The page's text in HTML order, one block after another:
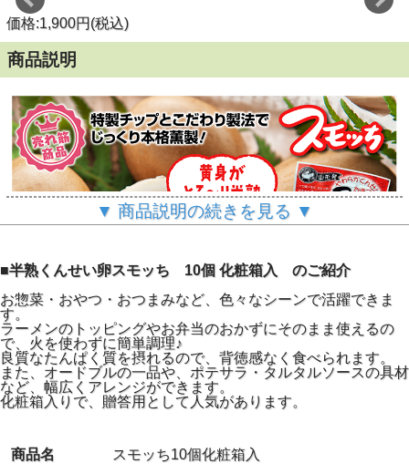
価格:1,900円(税込)
商品説明
『スモッち』とは？
赤いパッケージでおなじみ、山形名物として20年以上間親
しまれている
塩味付きの半熟くんせい卵です。
人気のお取り寄せグルメとして、数々のメディアに取り上
とろける半熟の黄身と、絶妙な塩加減、ライトなスモーク
▼ 商品説明の続きを見る ▼
■半熟くんせい卵スモッち 10個 化粧箱入 のご紹介
お惣菜・おやつ・おつまみなど、色々なシーンで活躍できま
す。
ラーメンのトッピングやお弁当のおかずにそのまま使えるの
で、火を使わずに簡単調理♪
良質なたんぱく質を摂れるので、背徳感なく食べられます。
また、オードブルの一品や、ポテサラ・タルタルソースの具材
など、幅広くアレンジができます。
化粧箱入りで、贈答用として人気があります。
商品名 スモッち10個化粧箱入